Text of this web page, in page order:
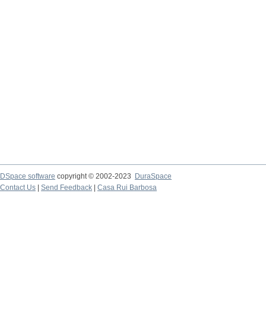
DSpace software copyright © 2002-2023
DuraSpace
Contact Us
Send Feedback Casa Rui Barbosa